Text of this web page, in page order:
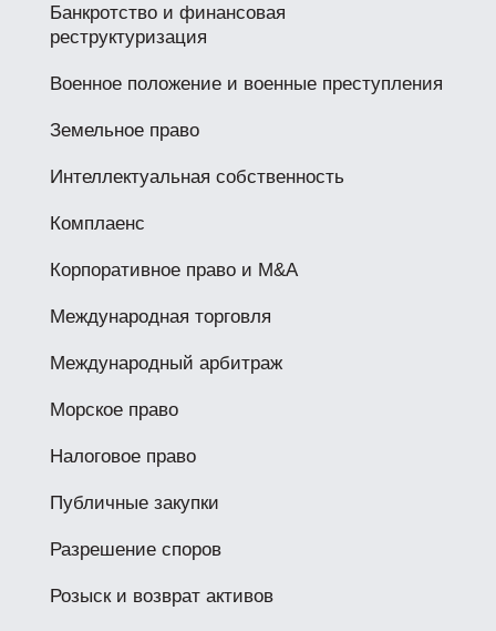
Банкротство и финансовая
реструктуризация
Военное положение и военные преступления
Земельное право
Интеллектуальная собственность
Комплаенс
Корпоративное право и M&A
Международная торговля
Международный арбитраж
Морское право
Налоговое право
Публичные закупки
Разрешение споров
Розыск и возврат активов